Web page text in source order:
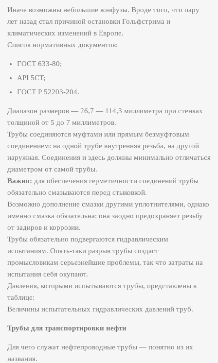
Иначе возможны небольшие конфузы. Вроде того, что пару
лет назад стал причиной остановки Гольфстрима и
климатических изменений в Европе.
Список нормативных документов:
ГОСТ 633-80;
API 5CT;
ГОСТ Р 52203-204.
Диапазон размеров — 26,7 — 114,3 миллиметра при стенках
толщиной от 5 до 7 миллиметров.
Трубы соединяются муфтами или прямым безмуфтовым
соединением: на одной трубе внутренняя резьба, на другой
наружная. Соединения и здесь должны минимально отличаться
диаметром от самой трубы.
Важно: для обеспечения герметичности соединений трубы
обязательно смазываются перед стыковкой.
Возможно дополнение смазки другими уплотнителями, однако
именно смазка обязательна: она заодно предохраняет резьбу
от задиров и коррозии.
Трубы обязательно подвергаются гидравлическим
испытаниям. Опять-таки разрыв трубы создаст
промысловикам серьезнейшие проблемы, так что затраты на
испытания себя окупают.
Давления, которыми испытываются трубы, представлены в
таблице:
Величины испытательных гидравлических давлений труб.
Трубы для транспортировки нефти
Для чего служат нефтепроводные трубы — понятно из их
названия.